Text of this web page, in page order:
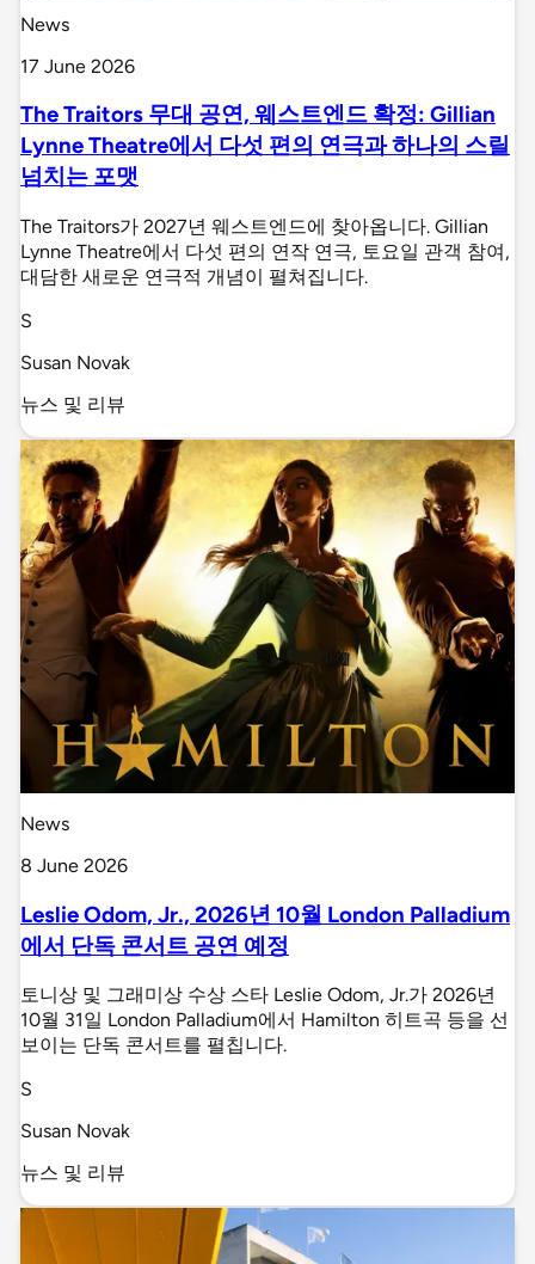
News
17 June 2026
The Traitors 무대 공연, 웨스트엔드 확정: Gillian
Lynne Theatre에서 다섯 편의 연극과 하나의 스릴
넘치는 포맷
The Traitors가 2027년 웨스트엔드에 찾아옵니다. Gillian
Lynne Theatre에서 다섯 편의 연작 연극, 토요일 관객 참여,
대담한 새로운 연극적 개념이 펼쳐집니다.
S
Susan Novak
뉴스 및 리뷰
News
8 June 2026
Leslie Odom, Jr., 2026년 10월 London Palladium
에서 단독 콘서트 공연 예정
토니상 및 그래미상 수상 스타 Leslie Odom, Jr.가 2026년
10월 31일 London Palladium에서 Hamilton 히트곡 등을 선
보이는 단독 콘서트를 펼칩니다.
S
Susan Novak
뉴스 및 리뷰